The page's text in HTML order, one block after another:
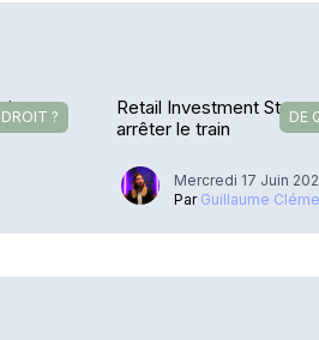
? DE
Retail Investment
arrêter le train
Mercredi 17 Juin
Par Guillaume